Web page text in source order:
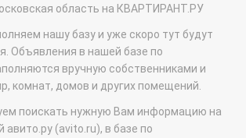
область на КВАРТИРАНТ.РУ
нашу базу и уже скоро тут будут
Объявления в нашей базе по
вручную собственниками и
комнат, домов и других помещений.
поискать нужную Вам информацию на
авито.ру (avito.ru), в базе по